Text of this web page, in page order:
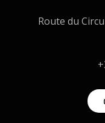
Route du